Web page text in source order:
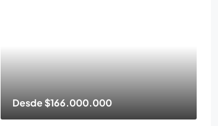
Desde$166.000.000